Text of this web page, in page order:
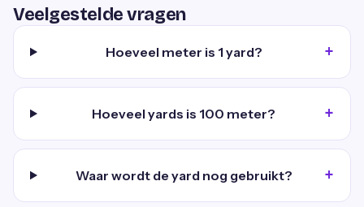
Veelgestelde vragen
Hoeveel meter is 1 yard?
Hoeveel yards is 100 meter?
Waar wordt de yard nog gebruikt?